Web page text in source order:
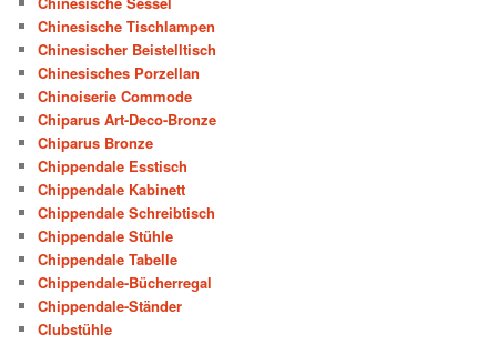
Chinesische Tischlampen
Chinesischer Beistelltisch
Chinesisches Porzellan
Chinoiserie Commode
Chiparus Art-Deco-Bronze
Chiparus Bronze
Chippendale Esstisch
Chippendale Kabinett
Chippendale Schreibtisch
Chippendale Stühle
Chippendale Tabelle
Chippendale-Bücherregal
Chippendale-Ständer
Clubstühle